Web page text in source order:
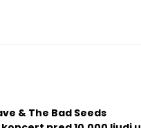
& The Bad Seeds